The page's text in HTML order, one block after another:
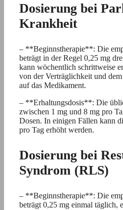
Dosierung bei
Krankheit
– **Beginnstherapie**: Die
beträgt in der Regel 0,25 mg
kann wöchentlich schrittweise
von der Verträglichkeit und
auf das Medikament.
– **Erhaltungsdosis**: Die
zwischen 1 mg und 8 mg pro
Dosen. In einigen Fällen kann
pro Tag erhöht werden.
Dosierung bei
Syndrom (RLS)
– **Beginnstherapie**: Die
beträgt 0,25 mg einmal täglich,